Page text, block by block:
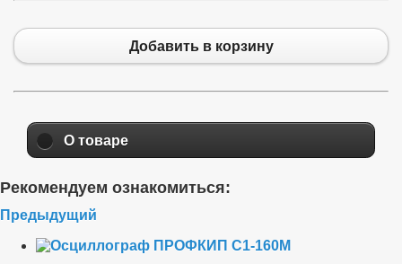
Добавить в корзину
О товаре
Рекомендуем ознакомиться:
Предыдущий